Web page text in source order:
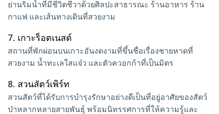
ย่านริมน้ำที่มีชีวิตชีวาด้วยศิลปะสาธารณะ ร้านอาหาร ร้าน
กาแฟ และเส้นทางเดินที่สวยงาม
7. เกาะร็อตเนสต์
สถานที่พักผ่อนบนเกาะอันงดงามที่ขึ้นชื่อเรื่องชายหาดที่
สวยงาม น้ำทะเลใสแจ๋ว และตัวควอกก้าที่เป็นมิตร
8. สวนสัตว์เพิร์ท
สวนสัตว์ที่ได้รับการบำรุงรักษาอย่างดีเป็นที่อยู่อาศัยของสัตว์
ป่าหลากหลายสายพันธุ์ พร้อมนิทรรศการที่ให้ความรู้และ